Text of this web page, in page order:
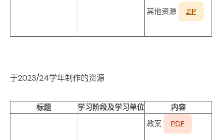
其他资源 ZIP
于2023/24学年制作的资源
标题 学习阶段及学习单位 内容
教案 PDF